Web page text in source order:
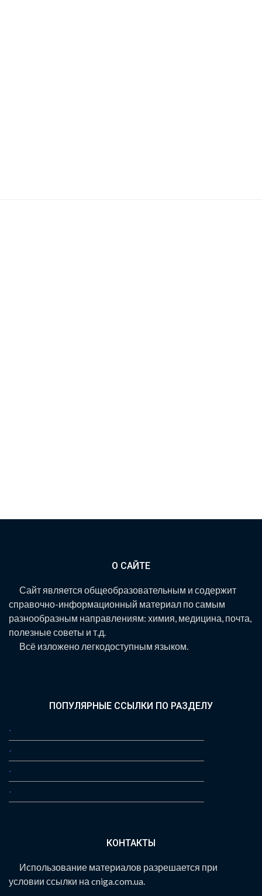
О САЙТЕ
Сайт является общеобразовательным и содержит
справочно-информационный материал по самым
разнообразным направлениям: химия, медицина, почта,
полезные советы и т.д.
Всё изложено легкодоступным языком.
ПОПУЛЯРНЫЕ ССЫЛКИ ПО РАЗДЕЛУ
-
-
-
-
КОНТАКТЫ
Использование материалов разрешается при
условии ссылки на cniga.com.ua.